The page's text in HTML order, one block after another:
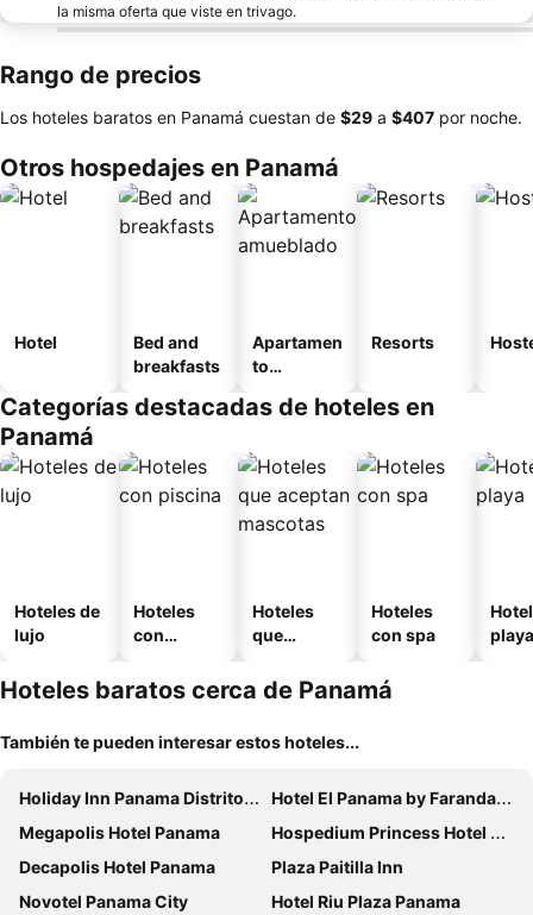
la misma oferta que viste en trivago.
Rango de precios
Los hoteles baratos en Panamá cuestan de ‎$29 a ‎$407 por noche.
Otros hospedajes en Panamá
Hotel
Bed and
breakfasts
Apartamen
to
o
Resorts
Categorías destacadas de hoteles en
Panamá
Hoteles de
lujo
Hoteles
con
Hoteles
que
mascotas
Hoteles
con spa
playa
Hoteles baratos cerca de Panamá
También te pueden interesar estos hoteles...
Holiday Inn Panama Distrito Financiero by IHG
Hotel El Panama by Faranda Grand, a member of Radisson Individuals
Megapolis Hotel Panama
Hospedium Princess Hotel Panamá
Decapolis Hotel Panama
Plaza Paitilla Inn
Novotel Panama City
Hotel Riu Plaza Panama